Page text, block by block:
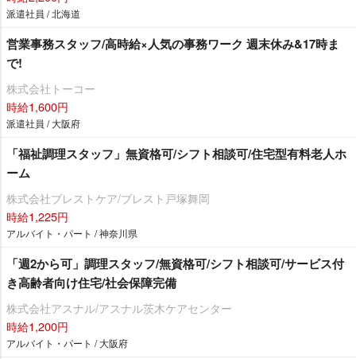
派遣社員 / 北海道
営業事務スタッフ/高時給×人気の事務ワーク 週末休み&17時ま
で!
株式会社トーコー
時給1,600円
派遣社員 / 大阪府
「福祉調理スタッフ」無資格可/シフト相談可/住宅型有料老人ホ
ーム
株式会社ブレストケア/ブレスト戸塚舞岡
時給1,225円
アルバイト・パート / 神奈川県
「週2から可」調理スタッフ/無資格可/シフト相談可/サービス付
き高齢者向け住宅/社会保障完備
株式会社アスナル/アスナル茨木ケアセンター
時給1,200円
アルバイト・パート / 大阪府